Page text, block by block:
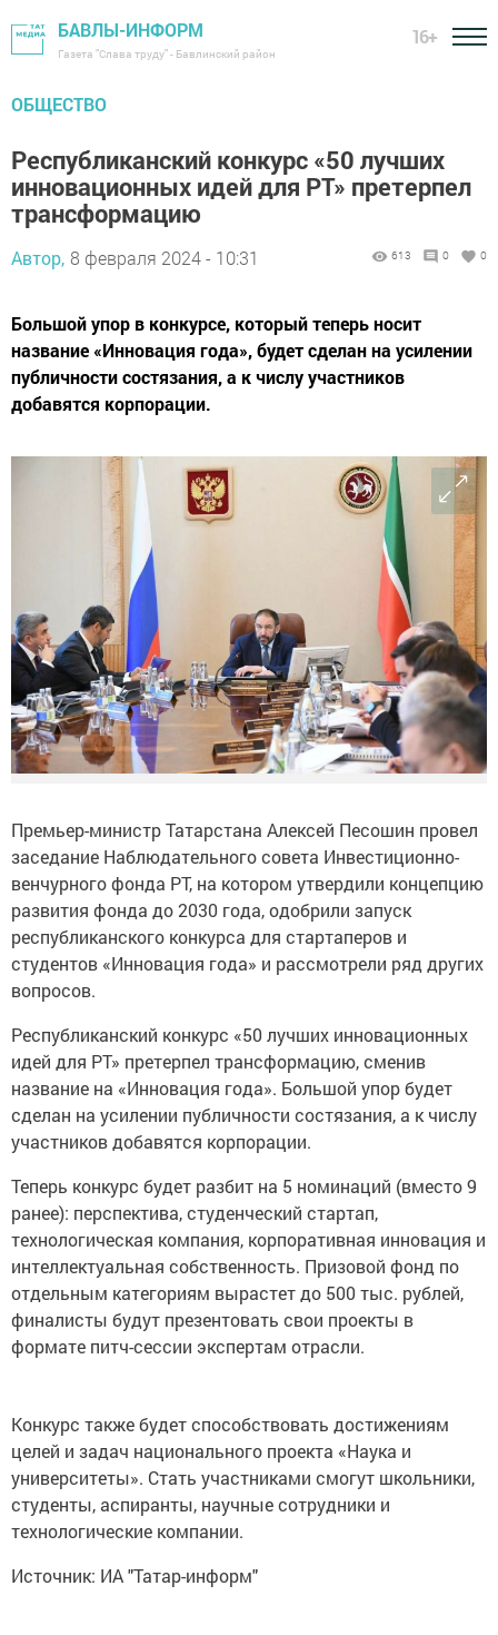
БАВЛЫ-ИНФОРМ
Газета "Слава труду" - Бавлинский район
16+
ОБЩЕСТВО
Республиканский конкурс «50 лучших
инновационных идей для РТ» претерпел
трансформацию
Автор, 8 февраля 2024 - 10:31 613 0 0
Большой упор в конкурсе, который теперь носит
название «Инновация года», будет сделан на усилении
публичности состязания, а к числу участников
добавятся корпорации.
Премьер-министр Татарстана Алексей Песошин провел
заседание Наблюдательного совета Инвестиционно-
венчурного фонда РТ, на котором утвердили концепцию
развития фонда до 2030 года, одобрили запуск
республиканского конкурса для стартаперов и
студентов «Инновация года» и рассмотрели ряд других
вопросов.
Республиканский конкурс «50 лучших инновационных
идей для РТ» претерпел трансформацию, сменив
название на «Инновация года». Большой упор будет
сделан на усилении публичности состязания, а к числу
участников добавятся корпорации.
Теперь конкурс будет разбит на 5 номинаций (вместо 9
ранее): перспектива, студенческий стартап,
технологическая компания, корпоративная инновация и
интеллектуальная собственность. Призовой фонд по
отдельным категориям вырастет до 500 тыс. рублей,
финалисты будут презентовать свои проекты в
формате питч-сессии экспертам отрасли.
Конкурс также будет способствовать достижениям
целей и задач национального проекта «Наука и
университеты». Стать участниками смогут школьники,
студенты, аспиранты, научные сотрудники и
технологические компании.
Источник: ИА "Татар-информ"